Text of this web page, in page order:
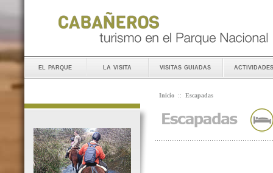
el parque la visita visitas guiadas actividades
Inicio :: Escapadas